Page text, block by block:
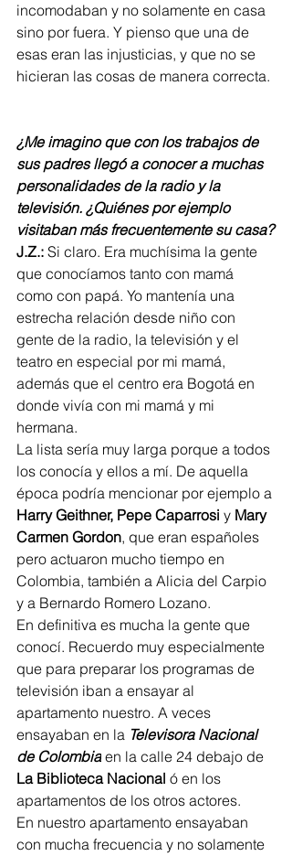
incomodaban y no solamente en casa
sino por fuera. Y pienso que una de
esas eran las injusticias, y que no se
hicieran las cosas de manera correcta.
¿Me imagino que con los trabajos de
sus padres llegó a conocer a muchas
personalidades de la radio y la
televisión. ¿Quiénes por ejemplo
visitaban más frecuentemente su casa?
J.Z.: Si claro. Era muchísima la gente
que conocíamos tanto con mamá
como con papá. Yo mantenía una
estrecha relación desde niño con
gente de la radio, la televisión y el
teatro en especial por mi mamá,
además que el centro era Bogotá en
donde vivía con mi mamá y mi
hermana.
La lista sería muy larga porque a todos
los conocía y ellos a mí. De aquella
época podría mencionar por ejemplo a
Harry Geithner, Pepe Caparrosi y Mary
Carmen Gordon, que eran españoles
pero actuaron mucho tiempo en
Colombia, también a Alicia del Carpio
y a Bernardo Romero Lozano.
En definitiva es mucha la gente que
conocí. Recuerdo muy especialmente
que para preparar los programas de
televisión iban a ensayar al
apartamento nuestro. A veces
ensayaban en la Televisora Nacional
de Colombia en la calle 24 debajo de
La Biblioteca Nacional ó en los
apartamentos de los otros actores.
En nuestro apartamento ensayaban
con mucha frecuencia y no solamente